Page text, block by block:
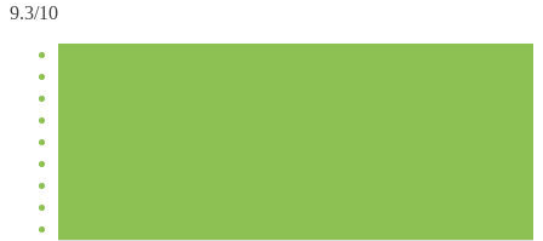
9.3/10